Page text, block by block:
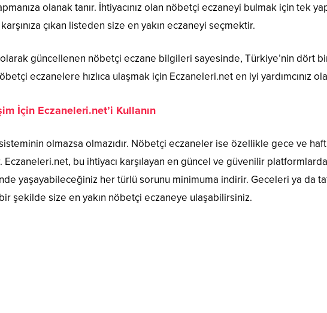
olanak tanır. İhtiyacınız olan nöbetçi eczaneyi bulmak için tek
çıkan listeden size en yakın eczaneyi seçmektir.
güncellenen nöbetçi eczane bilgileri sayesinde, Türkiye’nin dört
eczanelere hızlıca ulaşmak için Eczaneleri.net en iyi yardımcınız
İçin Eczaneleri.net’i Kullanın
olmazsa olmazıdır. Nöbetçi eczaneler ise özellikle gece ve
Eczaneleri.net, bu ihtiyacı karşılayan en güncel ve güvenilir
yaşayabileceğiniz her türlü sorunu minimuma indirir. Geceleri ya da
şekilde size en yakın nöbetçi eczaneye ulaşabilirsiniz.